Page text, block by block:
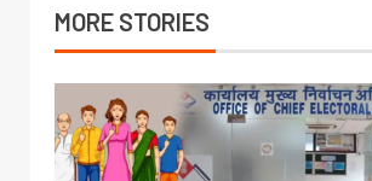
MORE STORIES